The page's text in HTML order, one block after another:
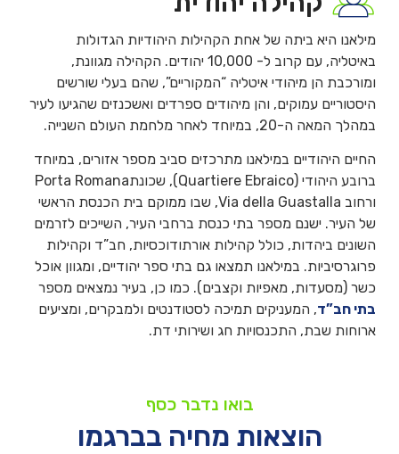
מילאנו היא ביתה של אחת הקהילות היהודיות הגדולות
באיטליה, עם קרוב ל- 10,000 יהודים. הקהילה מגוונת,
ומורכבת הן מיהודי איטליה “המקוריים”, שהם בעלי שורשים
היסטוריים עמוקים, והן מיהודים ספרדים ואשכנזים שהגיעו לעיר
במהלך המאה ה-20, במיוחד לאחר מלחמת העולם השנייה.
החיים היהודיים במילאנו מתרכזים סביב מספר אזורים, במיוחד
ברובע היהודי (Quartiere Ebraico), שכונתPorta Romana
ורחוב Via della Guastalla, שבו ממוקם בית הכנסת הראשי
של העיר. ישנם מספר בתי כנסת ברחבי העיר, השייכים לזרמים
השונים ביהדות, כולל קהילות אורתודוכסיות, חב”ד וקהילות
פרוגרסיביות. במילאנו תמצאו גם בתי ספר יהודיים, ומגוון אוכל
כשר (מסעדות, מאפיות וקצבים). כמו כן, בעיר נמצאים מספר
בתי חב”ד, המעניקים תמיכה לסטודנטים ולמבקרים, ומציעים
ארוחות שבת, התכנסויות חג ושירותי דת.
בואו נדבר כסף
הוצאות מחיה בברגמו